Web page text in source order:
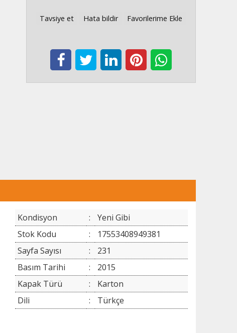
Tavsiye et Hata bildir Favorilerime Ekle
Kondisyon :
Yeni Gibi
Stok Kodu
:
17553408949381
Sayfa Sayısı
:
231
Basım Tarihi
:
2015
Kapak Türü
:
Karton
Dili
: Türkçe